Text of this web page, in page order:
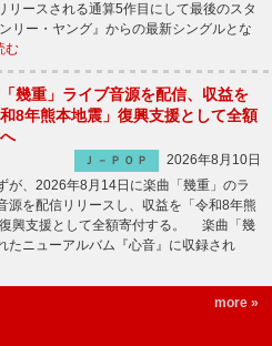
リースされる通算5作目にして最後のスタ
リー・ヤング』からの最新シングルとな
む
幾重」ライブ音源を配信、収益を
和8年熊本地震」復興支援として全額
Ｊ－ＰＯＰ
2026年8月10日
が、2026年8月14日に楽曲「幾重」のラ
源を配信リリースし、収益を「令和8年熊
興支援として全額寄付する。 楽曲「幾
たニューアルバム『心音』に収録され
more »